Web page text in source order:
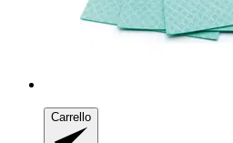
Carrello